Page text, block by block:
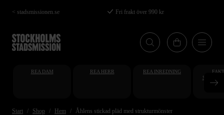
Hoppa
till
huvudinnehåll
< stadsmissionen.se Fri frakt över 990 kr
REA DAM REA HERR REA INREDNING
Start Shop Hem Åhlens stickad pläd med strukturmönster